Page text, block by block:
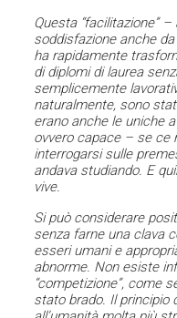
Questa “facilitazione”
soddisfazione anche
ha rapidamente
di diplomi di laurea
semplicemente
naturalmente, sono
erano anche le uniche
ovvero capace – se ce
interrogarsi sulle
andava studiando. E
vive.
Si può considerare
senza farne una clava
esseri umani e
abnorme. Non esiste
“competizione”, come
stato brado. Il principio